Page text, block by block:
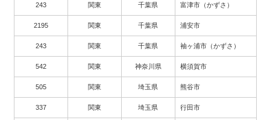
243 関東 千葉県 富津市（かずさ）
2195 関東 千葉県 浦安市
243 関東 千葉県 袖ヶ浦市（かずさ）
542 関東 神奈川県 横須賀市
505 関東 埼玉県 熊谷市
337 関東 埼玉県 行田市